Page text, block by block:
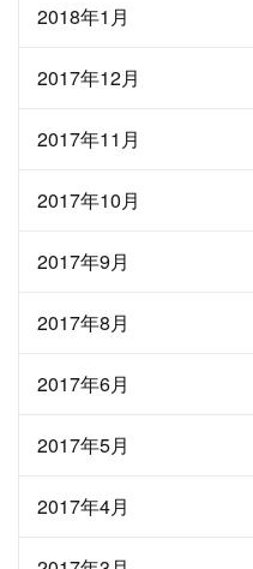
2018年1月
2017年12月
2017年11月
2017年10月
2017年9月
2017年8月
2017年6月
2017年5月
2017年4月